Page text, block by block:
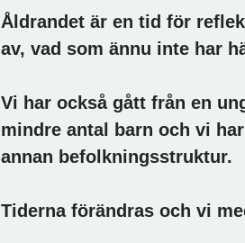
Åldrandet är en tid för
av, vad som ännu inte har
Vi har också gått från en
mindre antal barn och vi
annan befolkningsstruktur.
Tiderna förändras och vi